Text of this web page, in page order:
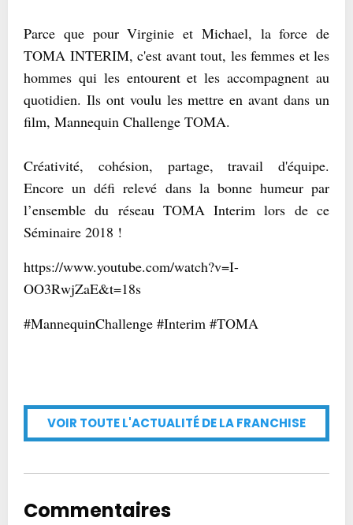
Parce que pour Virginie et Michael, la force de
TOMA INTERIM, c'est avant tout, les femmes et les
hommes qui les entourent et les accompagnent au
quotidien. Ils ont voulu les mettre en avant dans un
film, Mannequin Challenge TOMA.
Créativité, cohésion, partage, travail d'équipe.
Encore un défi relevé dans la bonne humeur par
l’ensemble du réseau TOMA Interim lors de ce
Séminaire 2018 !
https://www.youtube.com/watch?v=I-
OO3RwjZaE&t=18s
#MannequinChallenge #Interim #TOMA
VOIR TOUTE L'ACTUALITÉ DE LA FRANCHISE
Commentaires